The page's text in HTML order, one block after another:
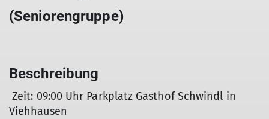
(Seniorengruppe)
Beschreibung
Zeit: 09:00 Uhr Parkplatz Gasthof Schwindl in
Viehhausen